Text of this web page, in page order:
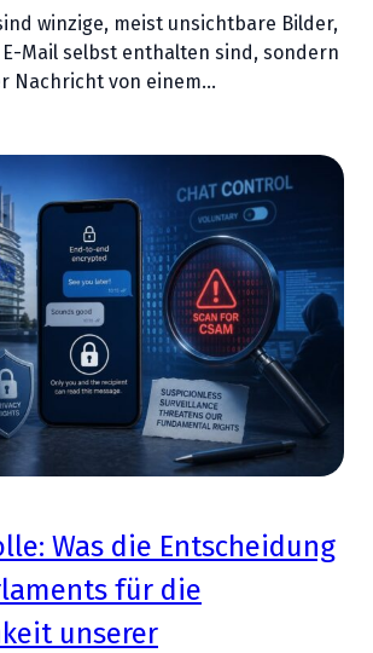
winzige, meist unsichtbare Bilder,
Mail selbst enthalten sind, sondern
Nachricht von einem…
Was die Entscheidung
für die
unserer